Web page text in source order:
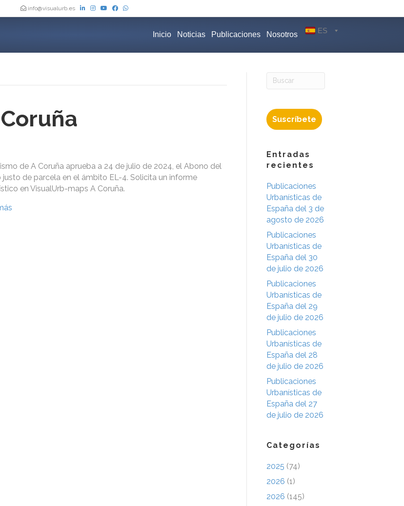
info@visualurb.es
Inicio Noticias Publicaciones Nosotros ES
de A Coruña aprueba a 24 de julio de 2024, el Abono del
justo de parcela en el ámbito EL-4. Solicita un informe
en VisualUrb-maps A Coruña.
Suscríbete
Entradas
recientes
Publicaciones
Urbanísticas de
España del 3 de
agosto de 2026
Publicaciones
Urbanísticas de
España del 30
de julio de 2026
Publicaciones
Urbanísticas de
España del 29
de julio de 2026
Publicaciones
Urbanísticas de
España del 28
de julio de 2026
Publicaciones
Urbanísticas de
España del 27
de julio de 2026
Categorías
2025 (74)
2026 (1)
2026 (145)